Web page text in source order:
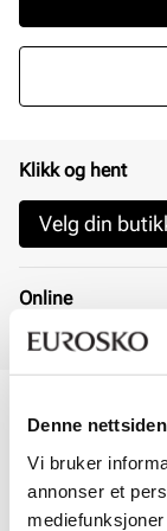
Denne
Vi bruker
annonser et
Klikk og hent
Velg din
Online
Hjemlevering 3 - 7